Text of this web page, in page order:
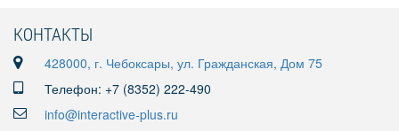
КОНТАКТЫ
428000, г. Чебоксары, ул. Гражданская, Дом 75
Телефон: +7 (8352) 222-490
info@interactive-plus.ru